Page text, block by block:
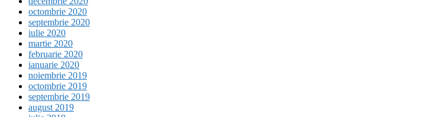
octombrie 2020
septembrie 2020
iulie 2020
martie 2020
februarie 2020
ianuarie 2020
noiembrie 2019
octombrie 2019
septembrie 2019
august 2019